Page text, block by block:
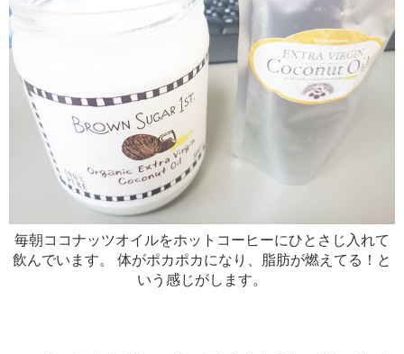
毎朝ココナッツオイルをホットコーヒーにひとさじ入れて
飲んでいます。 体がポカポカになり、脂肪が燃えてる！と
いう感じがします。